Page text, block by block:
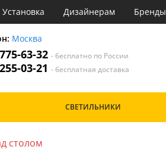
Установка Дизайнерам Бренды
Москва
63-32 - бесплатно по России
03-21 - бесплатная доставка
Золото
СВЕТИЛЬНИКИ
столом